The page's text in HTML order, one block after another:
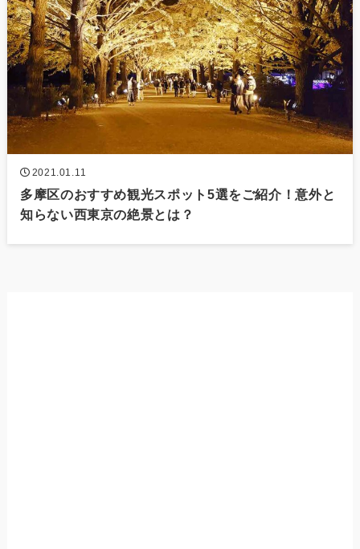
2021.01.11
多摩区のおすすめ観光スポット5選をご紹介！意外と
知らない西東京の絶景とは？